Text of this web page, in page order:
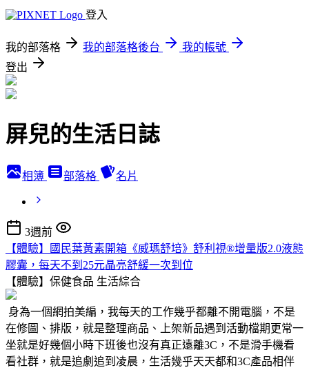
登入
我的部落格 我的部落格後台
我的帳號
登出
屏兒的生活日誌
相簿 部落格 名片
3週前
【體驗】國民葉黃素開箱《威瑪舒培》舒利視®增量版2.0液態
膠囊，每天不到25元晶亮舒緩一次到位
【體驗】保健食品 生活綜合
身為一個網拍美編，我每天的工作幾乎都離不開電腦，不是
在修圖、排版，就是整理商品、上架新品遇到活動檔期更常一
坐就是好幾個小時下班後也沒有真正遠離3C，不是滑手機看
看社群，就是追劇追到凌晨，生活幾乎天天都和3C產品相伴